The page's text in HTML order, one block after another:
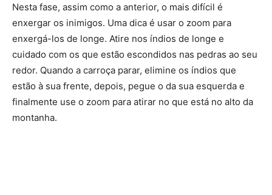
Nesta fase, assim como a anterior, o mais difícil é
enxergar os inimigos. Uma dica é usar o zoom para
enxergá-los de longe. Atire nos índios de longe e
cuidado com os que estão escondidos nas pedras ao seu
redor. Quando a carroça parar, elimine os índios que
estão à sua frente, depois, pegue o da sua esquerda e
finalmente use o zoom para atirar no que está no alto da
montanha.